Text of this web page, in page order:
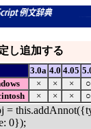
し追加する
3.0a 4.0 4.05
× × × ○
× × × ○
=
0});